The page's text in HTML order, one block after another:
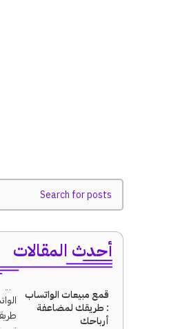
أحدث المقالات
قمع مبيعات الواتساب
: طريقك لمضاعفة
أرباحك